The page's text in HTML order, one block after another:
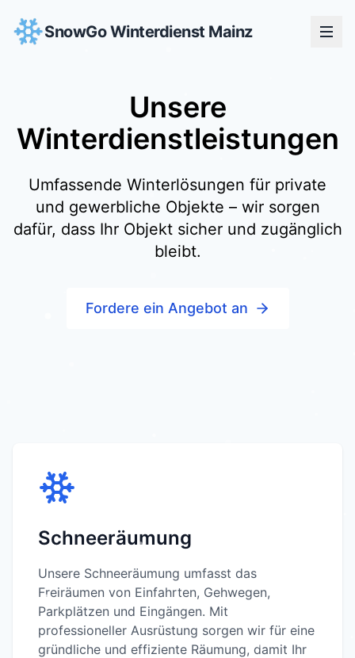
SnowGo Winterdienst Mainz
Unsere
Winterdienstleistungen
Umfassende Winterlösungen für private
und gewerbliche Objekte – wir sorgen
dafür, dass Ihr Objekt sicher und zugänglich
bleibt.
Fordere ein Angebot an
Schneeräumung
Unsere Schneeräumung umfasst das
Freiräumen von Einfahrten, Gehwegen,
Parkplätzen und Eingängen. Mit
professioneller Ausrüstung sorgen wir für eine
gründliche und effiziente Räumung, damit Ihr